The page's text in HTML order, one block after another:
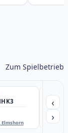
Zum Spielbetrieb
Elmshorn
‹
›